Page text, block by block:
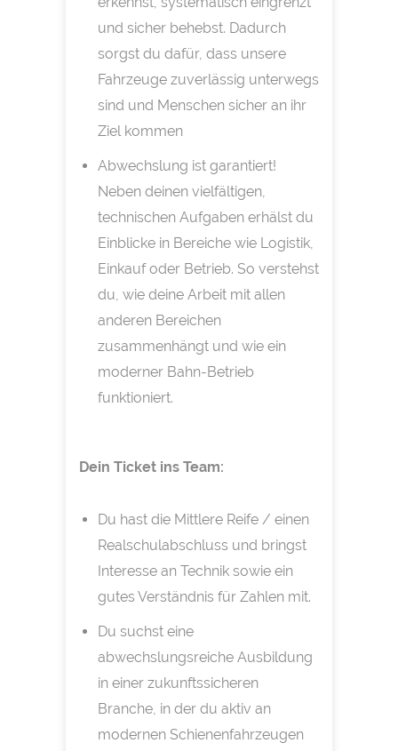
und sicher behebst. Dadurch
sorgst du dafür, dass unsere
Fahrzeuge zuverlässig unterwegs
sind und Menschen sicher an ihr
Ziel kommen
Abwechslung ist garantiert!
Neben deinen vielfältigen,
technischen Aufgaben erhälst du
Einblicke in Bereiche wie Logistik,
Einkauf oder Betrieb. So verstehst
du, wie deine Arbeit mit allen
anderen Bereichen
zusammenhängt und wie ein
moderner Bahn-Betrieb
funktioniert.
Dein Ticket ins Team:
Du hast die Mittlere Reife / einen
Realschulabschluss und bringst
Interesse an Technik sowie ein
gutes Verständnis für Zahlen mit.
Du suchst eine
abwechslungsreiche Ausbildung
in einer zukunftssicheren
Branche, in der du aktiv an
modernen Schienenfahrzeugen